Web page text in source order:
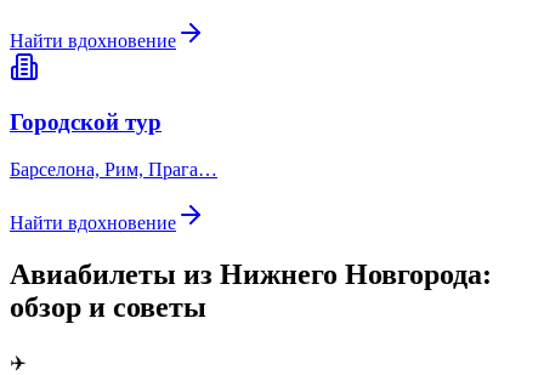
Найти вдохновение
Городской тур
Барселона, Рим, Прага…
Найти вдохновение
Авиабилеты из Нижнего Новгорода:
обзор и советы
✈️